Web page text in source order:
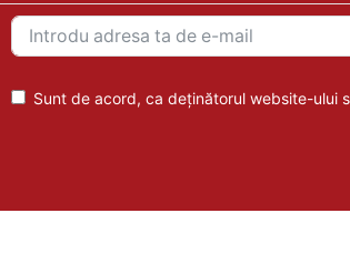
Sunt de acord, ca deținătorul website-ului